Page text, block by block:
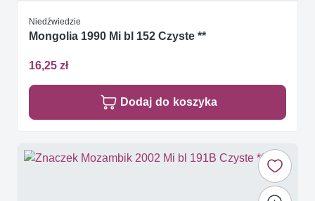
Niedźwiedzie
Mongolia 1990 Mi bl 152 Czyste **
16,25 zł
Dodaj do koszyka